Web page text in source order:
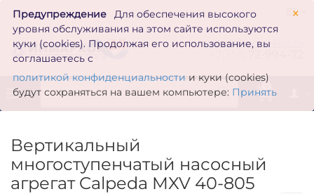
×
Предупреждение
Для обеспечения высокого
уровня обслуживания на этом сайте используются
куки (cookies). Продолжая его использование, вы
соглашаетесь с
политикой конфиденциальности и куки (cookies)
будут сохраняться на вашем компьютере: Принять
zakaz@inmarkon.ru
0
Вертикальный
многоступенчатый насосный
агрегат Calpeda MXV 40-805